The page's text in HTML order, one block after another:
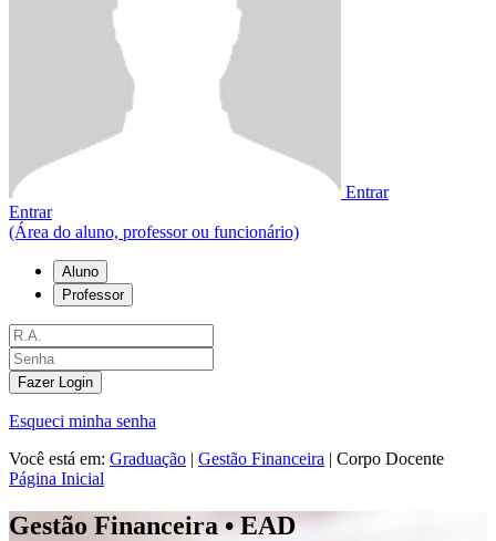
Entrar
Entrar
(Área do aluno, professor ou funcionário)
Aluno
Professor
Fazer Login
Esqueci minha senha
Você está em: Graduação | Gestão Financeira | Corpo Docente
Página Inicial
Gestão Financeira • EAD